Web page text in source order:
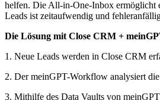
helfen. Die All-in-One-Inbox ermöglicht
Leads ist zeitaufwendig und
Die Lösung mit Close CRM +
1. Neue Leads werden in Close CRM
2. Der meinGPT-Workflow analysiert
3. Mithilfe des Data Vaults von